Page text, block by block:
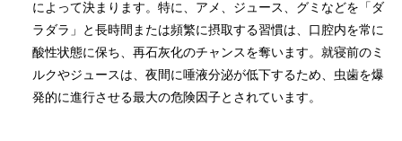
によって決まります。特に、アメ、ジュース、グミなどを「ダ
ラダラ」と長時間または頻繁に摂取する習慣は、口腔内を常に
酸性状態に保ち、再石灰化のチャンスを奪います。就寝前のミ
ルクやジュースは、夜間に唾液分泌が低下するため、虫歯を爆
発的に進行させる最大の危険因子とされています。